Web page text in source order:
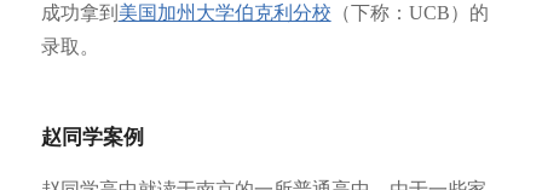
成功拿到 美国加州大学伯克利分校 （下称：UCB）的
录取。
赵同学案例